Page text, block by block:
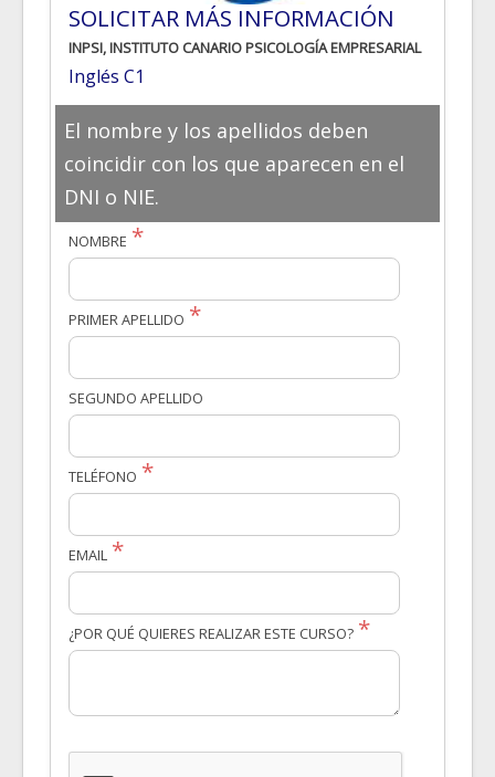
SOLICITAR MÁS INFORMACIÓN
INPSI, INSTITUTO CANARIO PSICOLOGÍA EMPRESARIAL
Inglés C1
El nombre y los apellidos deben
coincidir con los que aparecen en el
DNI o NIE.
NOMBRE
PRIMER APELLIDO
SEGUNDO APELLIDO
TELÉFONO
EMAIL
¿POR QUÉ QUIERES REALIZAR ESTE CURSO?